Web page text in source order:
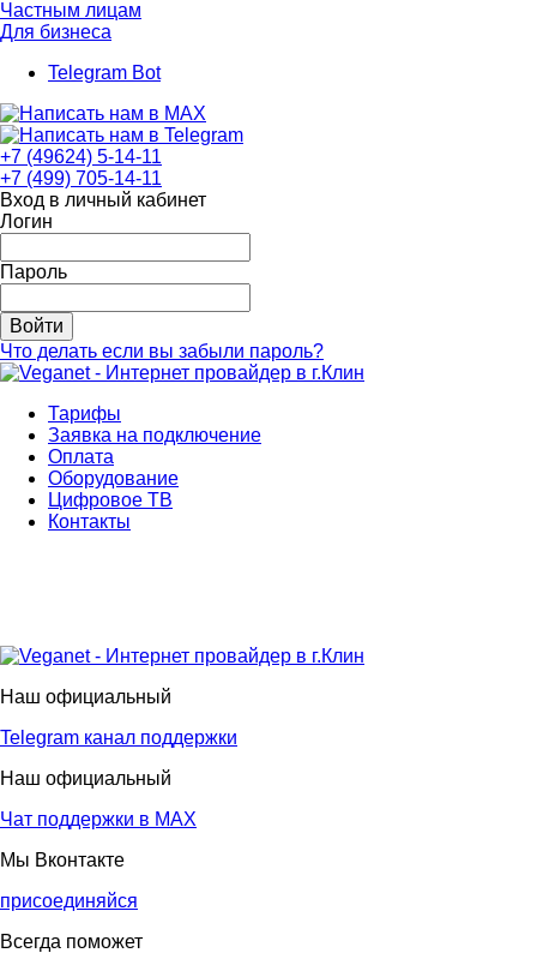
Частным лицам
Для бизнеса
Telegram Bot
+7 (49624) 5-14-11
+7 (499) 705-14-11
Вход в личный кабинет
Логин
Пароль
Войти
Что делать если вы забыли пароль?
Тарифы
Заявка на подключение
Оплата
Оборудование
Цифровое ТВ
Контакты
Наш официальный
Telegram канал поддержки
Наш официальный
Чат поддержки в МАХ
Мы Вконтакте
присоединяйся
Всегда поможет